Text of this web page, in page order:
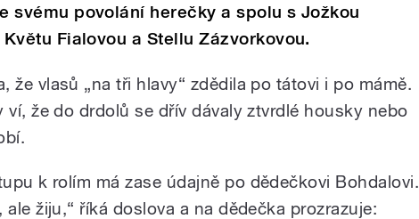
svému povolání herečky a spolu s Jožkou
Fialovou a Stellu Zázvorkovou.
že vlasů „na tři hlavy“ zdědila po tátovi i po mámě.
ví, že do drdolů se dřív dávaly ztvrdlé housky nebo
k rolím má zase údajně po dědečkovi Bohdalovi.
ale žiju,“ říká doslova a na dědečka prozrazuje: